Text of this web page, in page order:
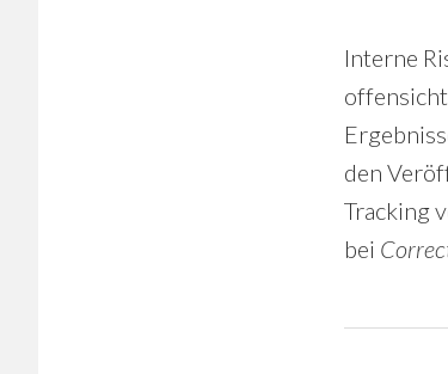
Interne
den
Tracking
bei